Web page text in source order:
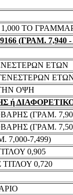
1,000 ΤΟ
(ΓΡΑΜ. 7,940 -
ΕΤΩΝ
ΟΨΗ
ή
(ΓΡΑΜ.
(ΓΡΑΜ.
7,000-7,499)
0,905
0,720